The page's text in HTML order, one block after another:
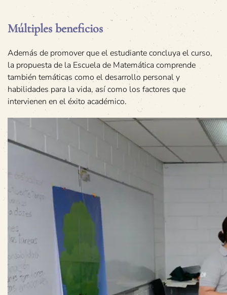
Múltiples beneficios
Además de promover que el estudiante concluya el curso,
la propuesta de la Escuela de Matemática comprende
también temáticas como el desarrollo personal y
habilidades para la vida, así como los factores que
intervienen en el éxito académico.